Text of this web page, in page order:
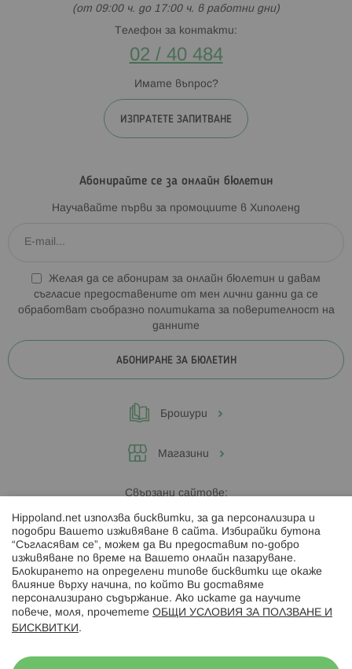
(от 09:00 ч. до 17:00 ч. в работни дни)
Телефон за контакти:
02 / 40 484
Имате въпрос?
ИЗПРАТЕТЕ ЗАПИТВАНЕ
Абонирайте се за онлайн бюлетин
Научавайте първи за промоциите в Хиполенд
Желая да се абонирам за онлайн бюлетин и давам
съгласие предоставените от мен лични данни да се
обработват съобразно политиката за поверителност на
данните
АБОНИРАНЕ ЗА БЮЛЕТИН
Брошури
Магазини
Свързани сайтове:
Hippoland.ro
Последвайте ни:
Hippoland.net използва бисквитки, за да персонализира и
подобри Вашето изживяване в сайта. Избирайки бутона
“Съгласявам се”, можем да Ви предоставим по-добро
изживяване по време на Вашето онлайн пазаруване.
Блокирането на определени типове бисквитки ще окаже
влияние върху начина, по който Ви доставяме
персонализирано съдържание. Ако искате да научите
повече, моля, прочетете ОБЩИ УСЛОВИЯ ЗА ПОЛЗВАНЕ И
БИСКВИТКИ .